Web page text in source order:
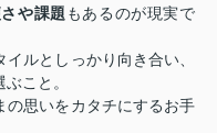
や課題 もあるのが現実で
ルとしっかり向き合い、
こと。
の思いをカタチにするお手